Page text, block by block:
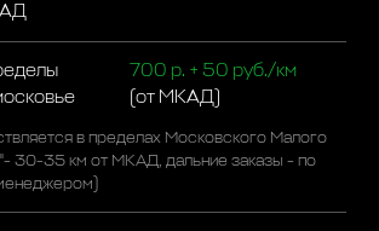
700 р. + 50 руб./км
(от МКАД)
в пределах Московского Малого
30-35 км от МКАД, дальние заказы - по